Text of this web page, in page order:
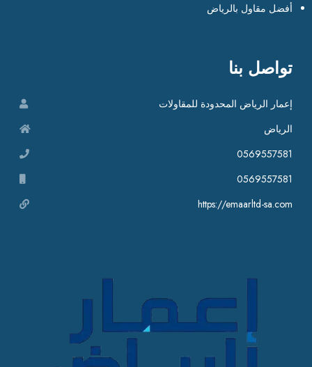
أفضل مقاول بالرياض
تواصل بنا
إعمار الرياض المحدودة للمقاولات
الرياض
0569557581
0569557581
https://emaarltd-sa.com